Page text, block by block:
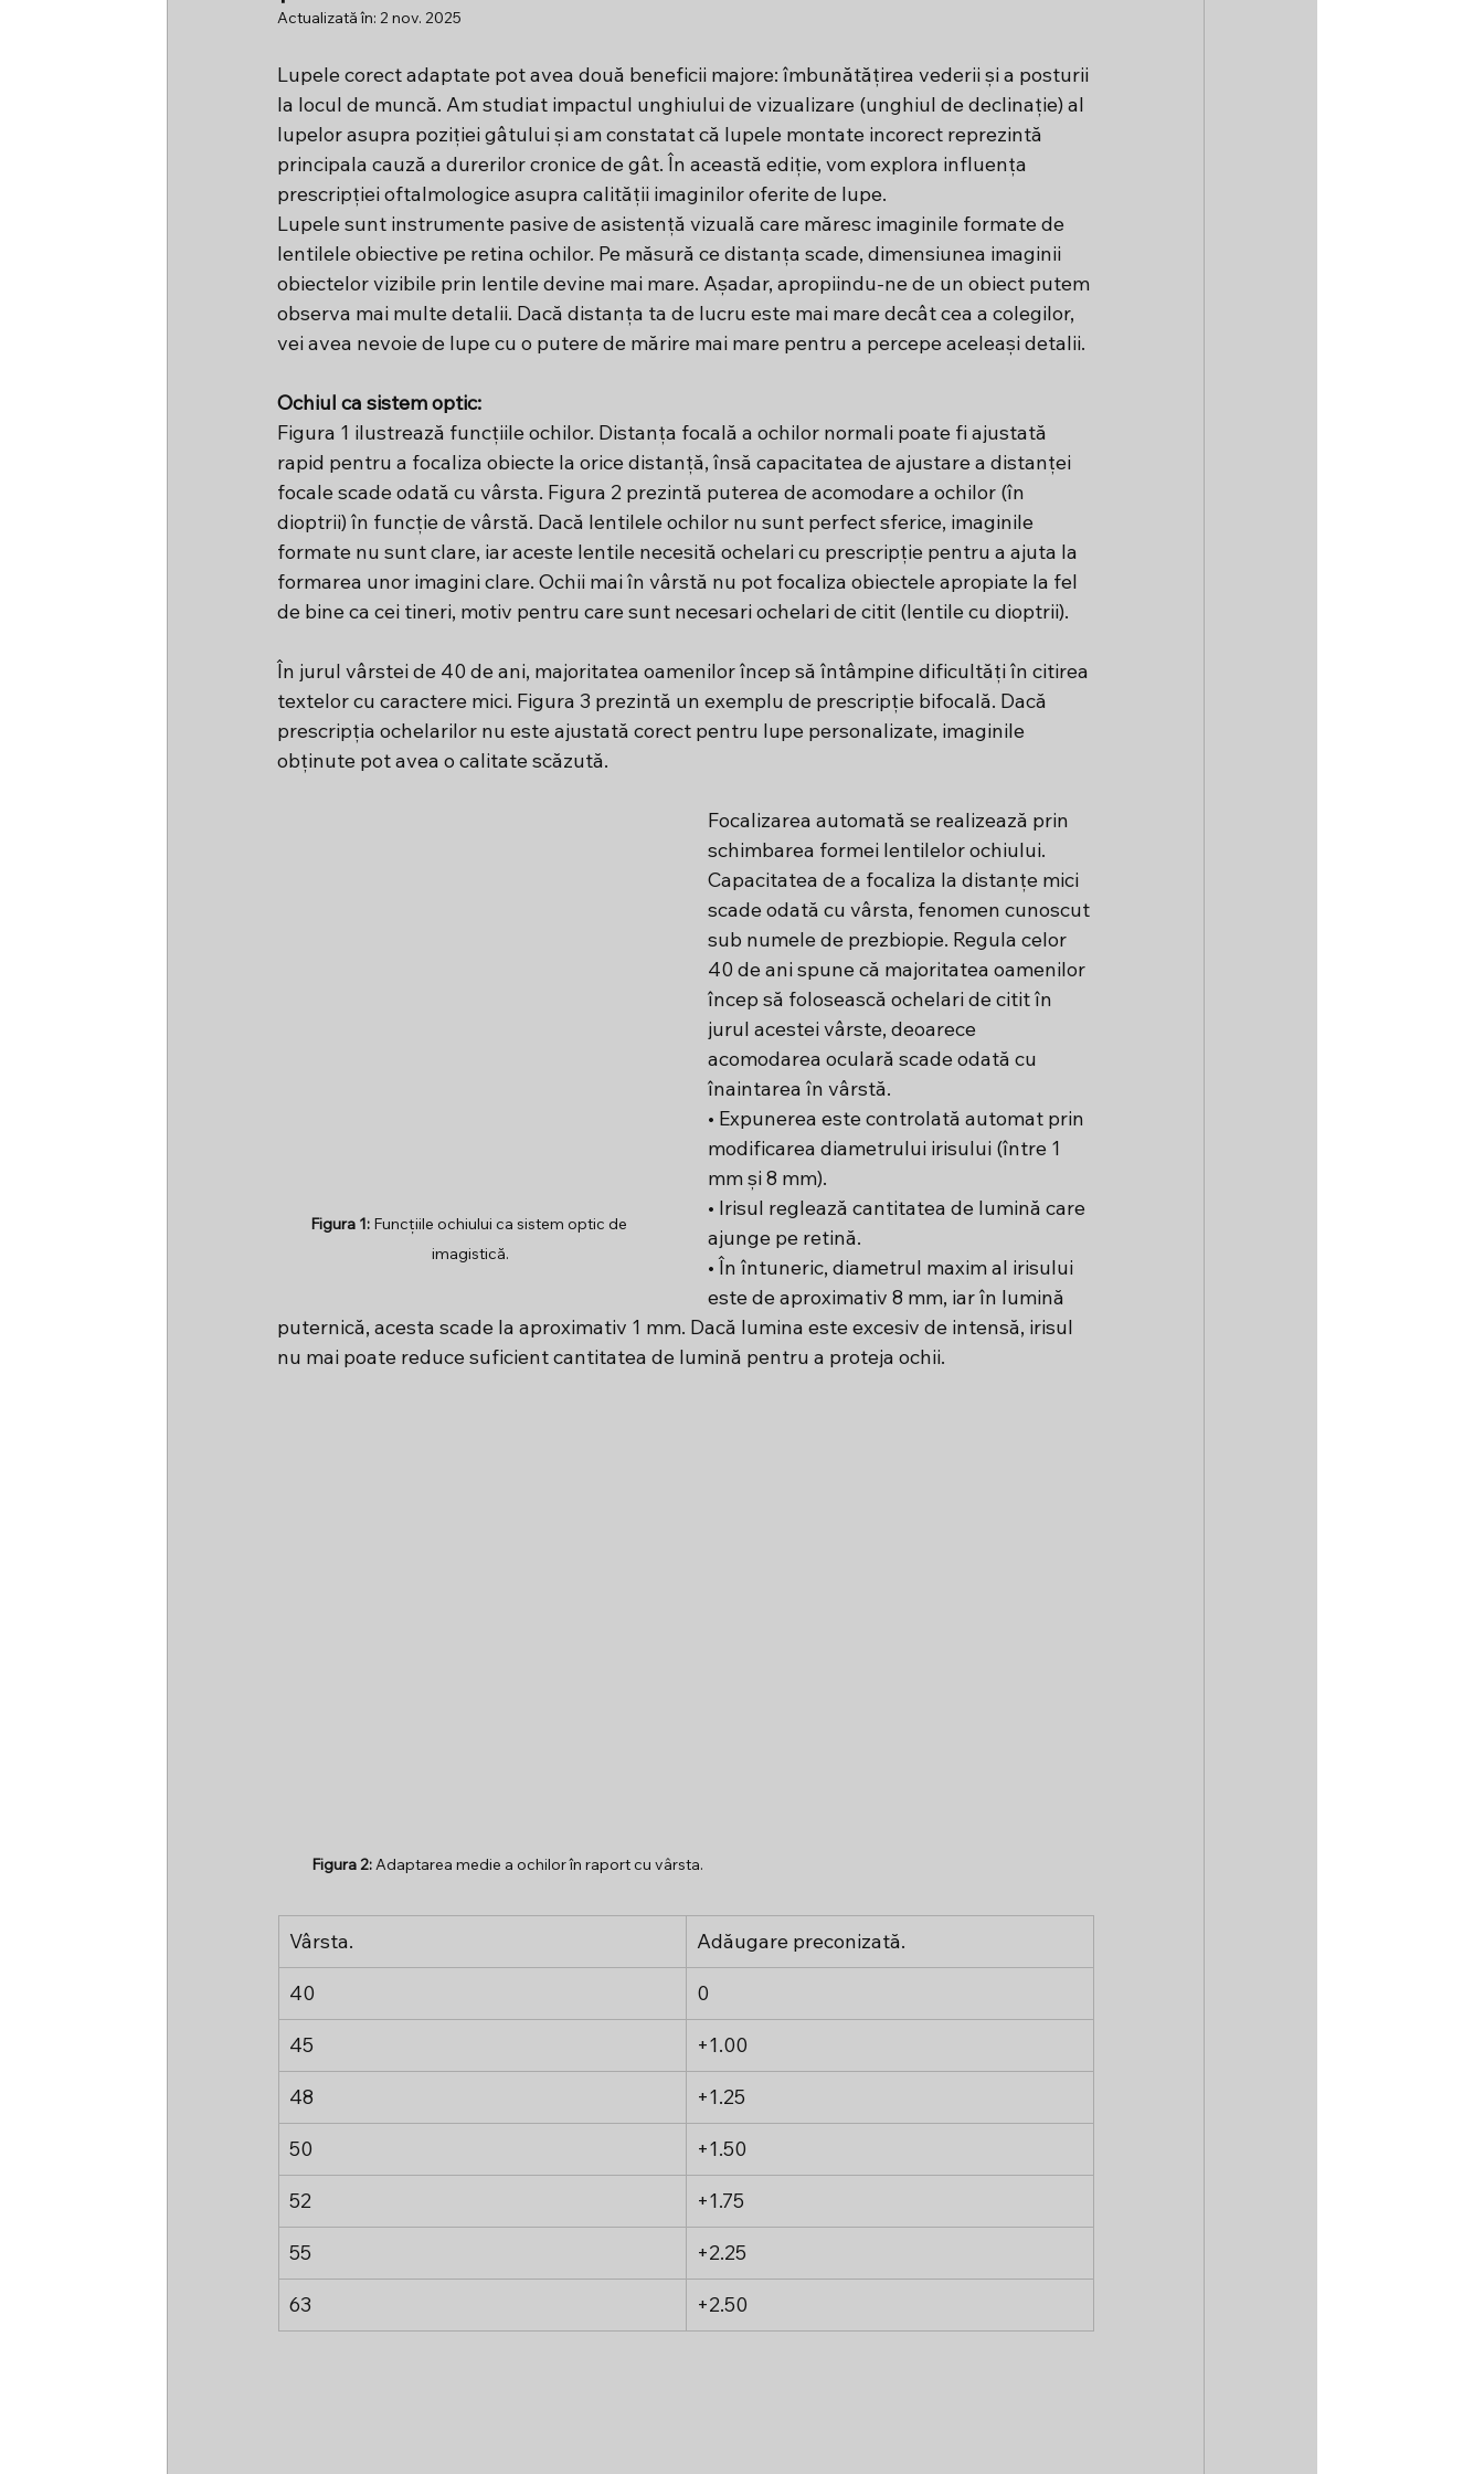
Actualizată în:2 nov. 2025
Lupele corect adaptate pot avea două beneficii majore: îmbunătățirea vederii și a posturii
la locul de muncă. Am studiat impactul unghiului de vizualizare (unghiul de declinație) al
lupelor asupra poziției gâtului și am constatat că lupele montate incorect reprezintă
principala cauză a durerilor cronice de gât. În această ediție, vom explora influența
prescripției oftalmologice asupra calității imaginilor oferite de lupe.
Lupele sunt instrumente pasive de asistență vizuală care măresc imaginile formate de
lentilele obiective pe retina ochilor. Pe măsură ce distanța scade, dimensiunea imaginii
obiectelor vizibile prin lentile devine mai mare. Așadar, apropiindu-ne de un obiect putem
observa mai multe detalii. Dacă distanța ta de lucru este mai mare decât cea a colegilor,
vei avea nevoie de lupe cu o putere de mărire mai mare pentru a percepe aceleași detalii.
Ochiul ca sistem optic:
Figura 1 ilustrează funcțiile ochilor. Distanța focală a ochilor normali poate fi ajustată
rapid pentru a focaliza obiecte la orice distanță, însă capacitatea de ajustare a distanței
focale scade odată cu vârsta. Figura 2 prezintă puterea de acomodare a ochilor (în
dioptrii) în funcție de vârstă. Dacă lentilele ochilor nu sunt perfect sferice, imaginile
formate nu sunt clare, iar aceste lentile necesită ochelari cu prescripție pentru a ajuta la
formarea unor imagini clare. Ochii mai în vârstă nu pot focaliza obiectele apropiate la fel
de bine ca cei tineri, motiv pentru care sunt necesari ochelari de citit (lentile cu dioptrii).
În jurul vârstei de 40 de ani, majoritatea oamenilor încep să întâmpine dificultăți în citirea
textelor cu caractere mici. Figura 3 prezintă un exemplu de prescripție bifocală. Dacă
prescripția ochelarilor nu este ajustată corect pentru lupe personalizate, imaginile
obținute pot avea o calitate scăzută.
Figura 1: Funcțiile ochiului ca sistem optic de
imagistică.
Focalizarea automată se realizează prin
schimbarea formei lentilelor ochiului.
Capacitatea de a focaliza la distanțe mici
scade odată cu vârsta, fenomen cunoscut
sub numele de prezbiopie. Regula celor
40 de ani spune că majoritatea oamenilor
încep să folosească ochelari de citit în
jurul acestei vârste, deoarece
acomodarea oculară scade odată cu
înaintarea în vârstă.
• Expunerea este controlată automat prin
modificarea diametrului irisului (între 1
mm și 8 mm).
• Irisul reglează cantitatea de lumină care
ajunge pe retină.
• În întuneric, diametrul maxim al irisului
este de aproximativ 8 mm, iar în lumină
puternică, acesta scade la aproximativ 1 mm. Dacă lumina este excesiv de intensă, irisul
nu mai poate reduce suficient cantitatea de lumină pentru a proteja ochii.
Figura 2: Adaptarea medie a ochilor în raport cu vârsta.
Vârsta. Adăugare preconizată.
40 0
45 +1.00
48
50 +1.50
52 +1.75
55 +2.25
63 +2.50